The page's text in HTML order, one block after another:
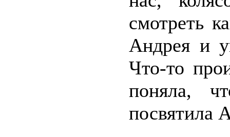
смотреть
Андрея и
Что-то
поняла,
посвятила